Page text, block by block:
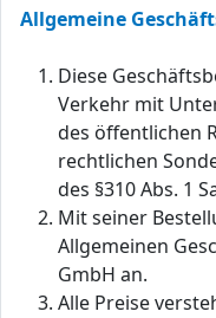
Allgemeine
Diese
Verkehr mit
des öffentlichen
rechtlichen
des §310 Abs. 1
Mit seiner
Allgemeinen
GmbH an.
Alle Preise